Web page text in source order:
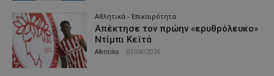
Αθλητικά - Επικαιρότητα
Απέκτησε τον πρώην «ερυθρόλευκο»
Ντίμπι Κεϊτά
Afentiko 07/08/2026